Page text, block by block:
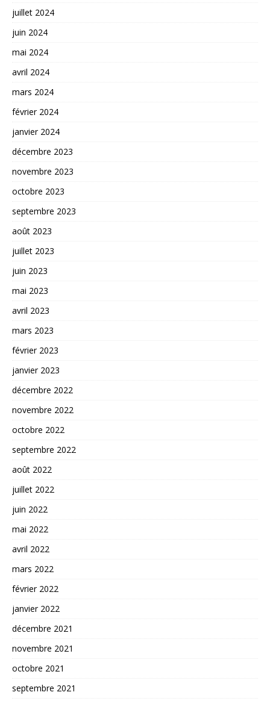
juillet 2024
juin 2024
mai 2024
avril 2024
mars 2024
février 2024
janvier 2024
décembre 2023
novembre 2023
octobre 2023
septembre 2023
août 2023
juillet 2023
juin 2023
mai 2023
avril 2023
mars 2023
février 2023
janvier 2023
décembre 2022
novembre 2022
octobre 2022
septembre 2022
août 2022
juillet 2022
juin 2022
mai 2022
avril 2022
mars 2022
février 2022
janvier 2022
décembre 2021
novembre 2021
octobre 2021
septembre 2021